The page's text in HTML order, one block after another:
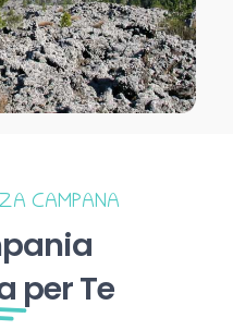
CAMPANA
per Te